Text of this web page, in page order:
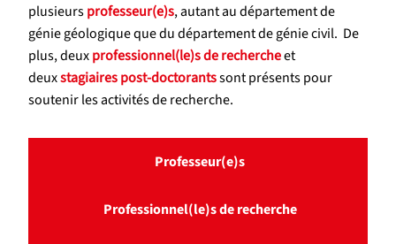
plusieursprofesseur(e)s, autant au département de
génie géologique que du département de génie civil. De
plus, deuxprofessionnel(le)s de rechercheet
deuxstagiaires post-doctorantssont présents pour
soutenir les activités de recherche.
Professeur(e)s
Professionnel(le)s de recherche